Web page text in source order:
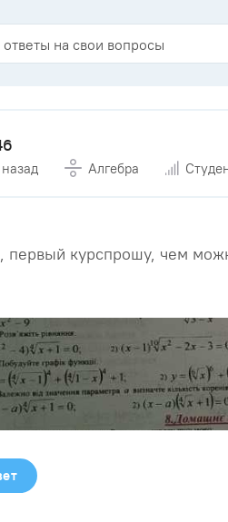
Алгебра
первый курспрошу, чем